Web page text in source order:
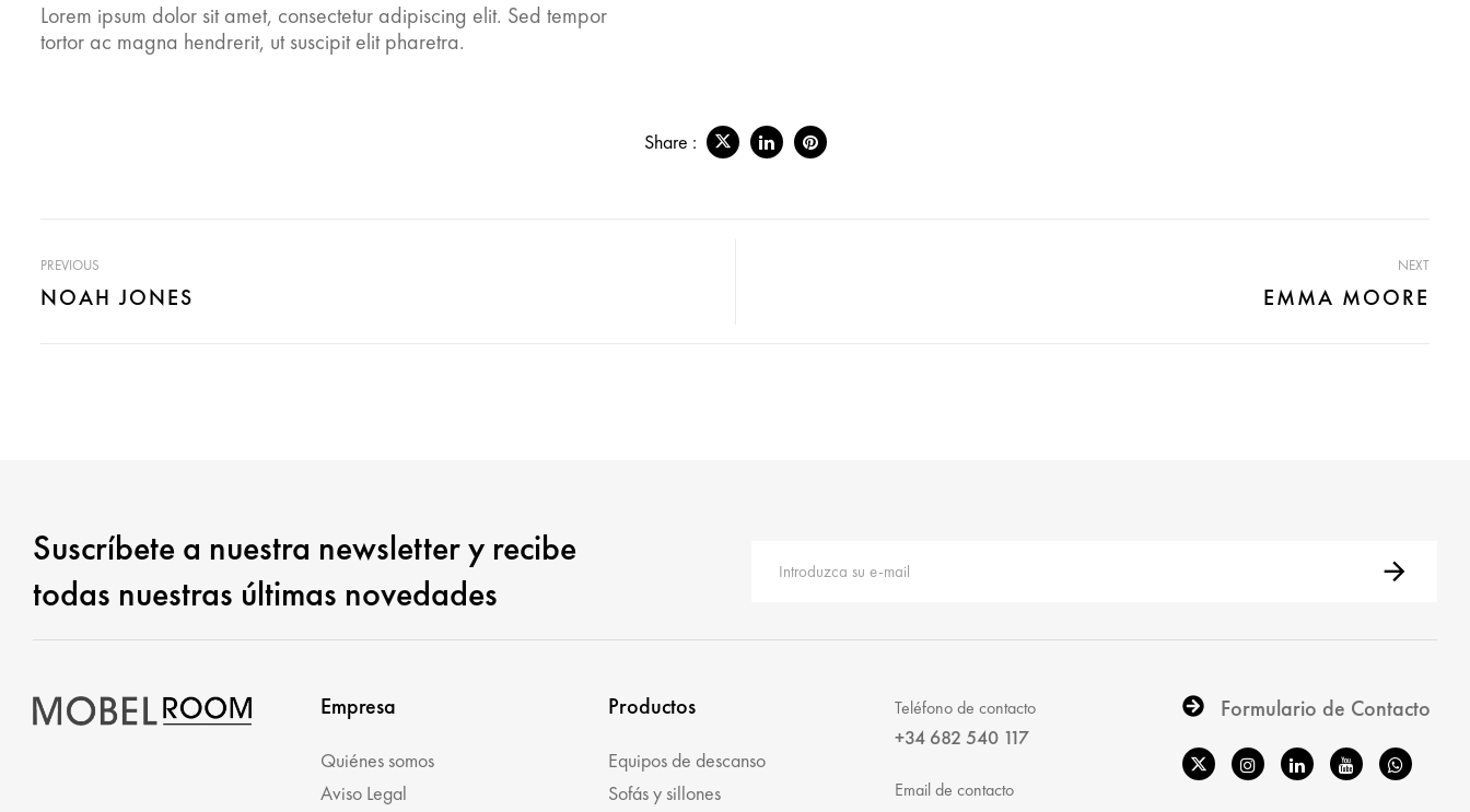
Lorem ipsum dolor sit amet, consectetur adipiscing elit. Sed tempor
tortor ac magna hendrerit, ut suscipit elit pharetra.
Share :
PREVIOUS
NOAH JONES
NEXT
EMMA MOORE
Suscríbete a nuestra newsletter y recibe
todas nuestras últimas novedades
Empresa
Quiénes somos
Aviso Legal
Productos
Equipos de descanso
Sofás y sillones
Teléfono de contacto
+34 682 540 117
Email de contacto
Formulario de Contacto